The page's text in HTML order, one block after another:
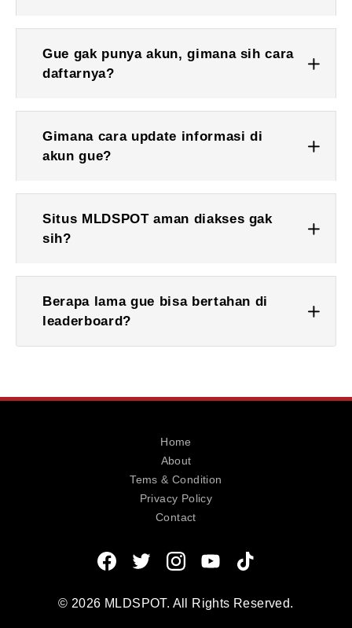
Gue gak punya akun, gimana sih cara
daftarnya?
Gimana cara update informasi di
akun gue?
Situs MLDSPOT aman diakses gak
sih?
Berapa lama gue bisa bertahan di
leaderboard?
© 2026 MLDSPOT. All Rights Reserved.
Home
About
Tems & Condition
Privacy Policy
Contact